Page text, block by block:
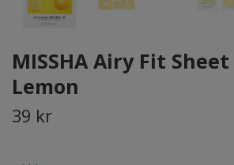
MISSHA Airy Fit
Lemon
39 kr